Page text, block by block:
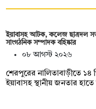
ইয়াবাসহ আটক, কলেজ ছাত্রদল
সাংগঠনিক সম্পাদক বহিষ্কার
০৮ আগস্ট ২০২৬
শেরপুরের নালিতাবাড়ীতে ১৪
ইয়াবাসহ স্থানীয় জনতার